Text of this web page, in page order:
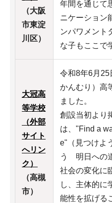
（大阪
市東淀
川区）
年間を通じて
ニケーション
ンパワメント
な子もここで
大冠高
等学校
（外部
サイト
へリン
ク）
（高槻
市）
令和8年6月25
かんむり）高
ました。
創設当初より
は、"Find a
e"（見つけよ
う 明日への
社会の変化に
し、主体的に
能性を拡げる